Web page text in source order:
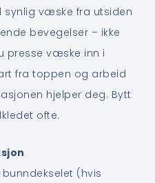
synlig væske fra utsiden
bevegelser – ikke
presse væske inn i
fra toppen og arbeid
hjelper deg. Bytt
ofte.
(hvis